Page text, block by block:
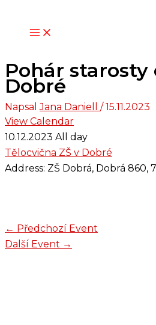
Pohár starosty
Dobré
NapsalJana Daniell /15.11.2023
View Calendar
10.12.2023 All day
Tělocvična ZŠ v Dobré
Address: ZŠ Dobrá, Dobrá 860,
← Předchozí Event
Další Event →